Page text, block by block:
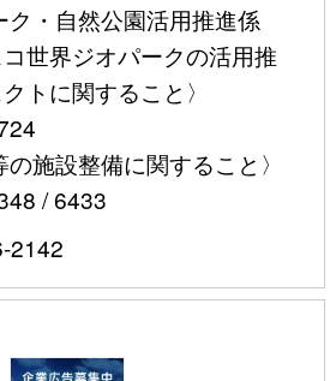
・自然公園活用推進係
界ジオパークの活用推
トに関すること〉
設整備に関すること〉
/ 6433
2142